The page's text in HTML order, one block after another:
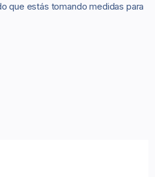
que estás tomando medidas para